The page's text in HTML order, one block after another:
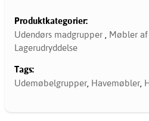
Produktkategorier:
Udendørs madgrupper , Møbler
Lagerudryddelse
Tags:
Udemøbelgrupper, Havemøbler,